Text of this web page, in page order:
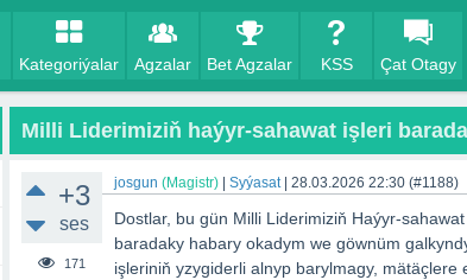
Kategoriýalar Agzalar Bet Agzalar KSS Çat Otagy
Milli Liderimiziň haýyr-sahawat işleri
+3
ses
171
josgun (Magistr) Syýasat| 28.03.2026 22:30 (#1188)
Dostlar, bu gün Milli Liderimiziň Haýyr-
baradaky habary okadym we göwnüm
işleriniň yzygiderli alnyp barylmagy, mätäçlere